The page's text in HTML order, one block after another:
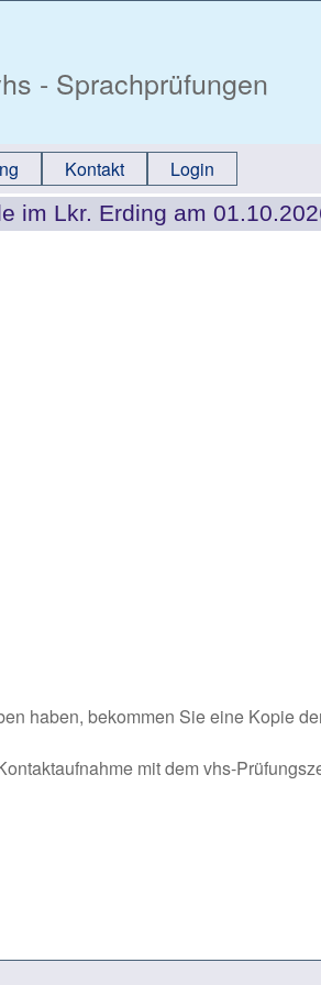
- Sprachprüfungen
Kontakt Login
im Lkr. Erding am
haben, bekommen Sie eine Kopie
mit dem vhs-